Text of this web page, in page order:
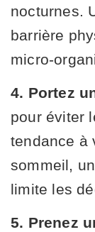
nocturnes.
barrière
micro-
4. Portez
pour éviter
tendance à
sommeil,
limite les
5. Prenez